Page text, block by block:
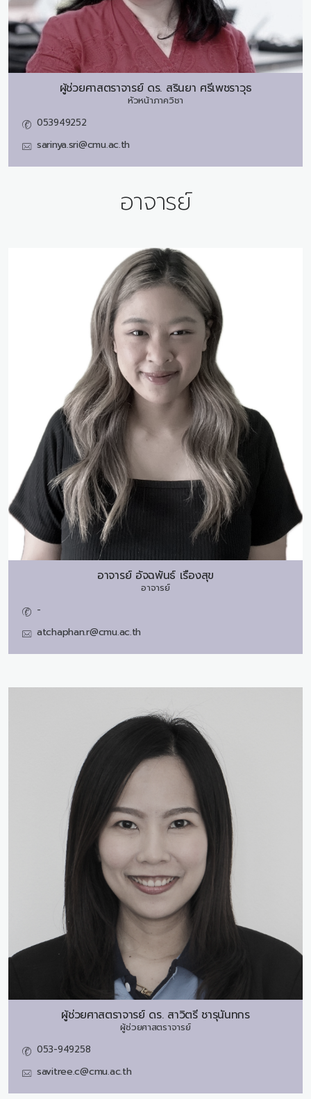
ผู้ช่วยศาสตราจารย์ ดร. สรินยา ศรีเพชราวุธ
หัวหน้าภาควิชา
053949252
sarinya.sri@cmu.ac.th
อาจารย์
อาจารย์ อัจฉพันธ์ เรืองสุข
อาจารย์
-
atchaphan.r@cmu.ac.th
ผู้ช่วยศาสตราจารย์ ดร. สาวิตรี ชารุนันทกร
ผู้ช่วยศาสตราจารย์
053-949258
savitree.c@cmu.ac.th